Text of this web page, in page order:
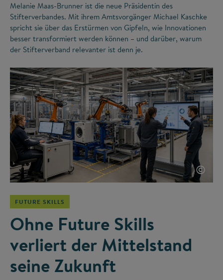
Melanie Maas-Brunner ist die neue Präsidentin des
Stifterverbandes. Mit ihrem Amtsvorgänger Michael Kaschke
spricht sie über das Erstürmen von Gipfeln, wie Innovationen
besser transformiert werden können – und darüber, warum
der Stifterverband relevanter ist denn je.
©
FUTURE SKILLS
Ohne Future Skills
verliert der Mittelstand
seine Zukunft